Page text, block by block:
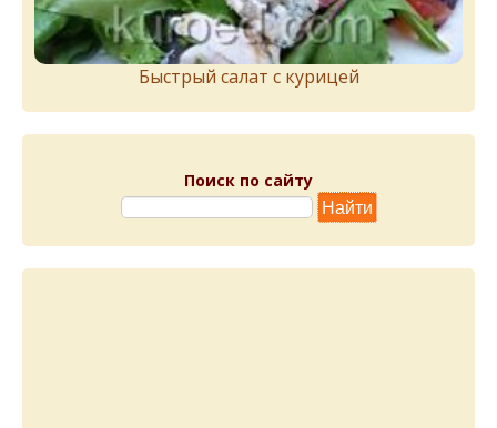
Быстрый салат с курицей
Поиск по сайту